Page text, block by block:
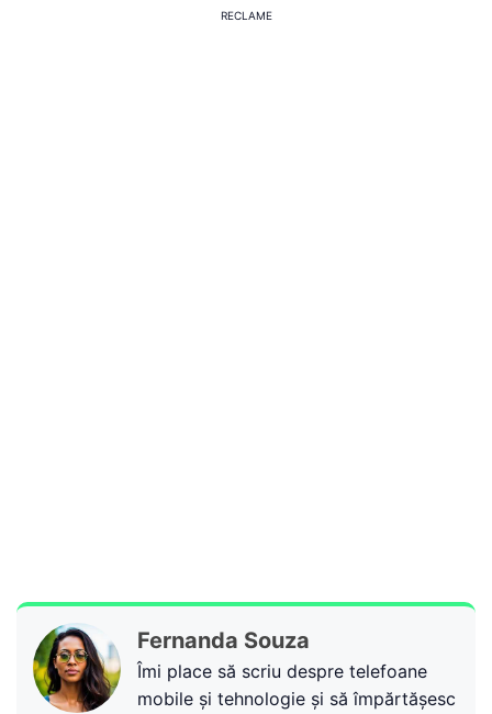
RECLAME
Fernanda Souza
Îmi place să scriu despre telefoane
mobile și tehnologie și să împărtășesc